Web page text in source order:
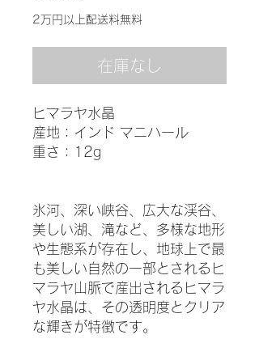
格
2万円以上配送料無料
在庫なし
ヒマラヤ水晶
産地：インド マニハール
重さ：12g
氷河、深い峡谷、広大な渓谷、
美しい湖、滝など、多様な地形
や生態系が存在し、地球上で最
も美しい自然の一部とされるヒ
マラヤ山脈で産出されるヒマラ
ヤ水晶は、その透明度とクリア
な輝きが特徴です。